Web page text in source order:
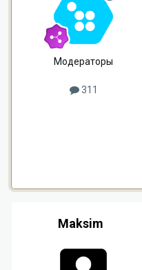
Модераторы
311
Maksim